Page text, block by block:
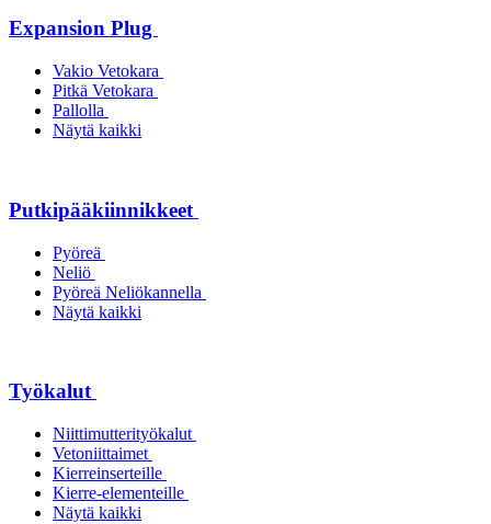
Expansion Plug
Vakio Vetokara
Pitkä Vetokara
Pallolla
Näytä kaikki
Putkipääkiinnikkeet
Pyöreä
Neliö
Pyöreä Neliökannella
Näytä kaikki
Työkalut
Niittimutterityökalut
Vetoniittaimet
Kierreinserteille
Kierre-elementeille
Näytä kaikki